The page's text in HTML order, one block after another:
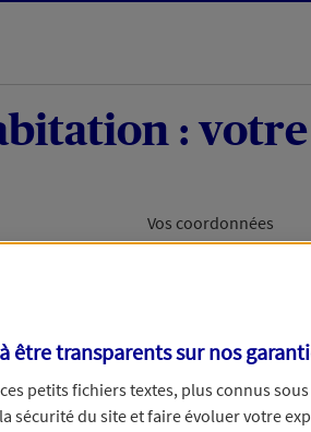
:
Vos coordonnées
projet d'assurance habitation, nous
être transparents sur nos
petits fichiers textes, plus connus
du site et faire évoluer votre